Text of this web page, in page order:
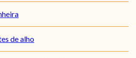
de alho